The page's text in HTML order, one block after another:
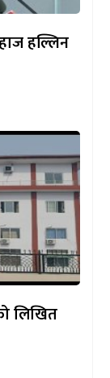
हल्लिन
लिखित